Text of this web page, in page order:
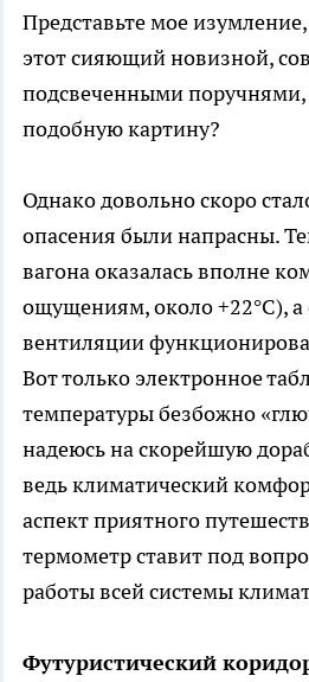
Представьте мое изумление,
этот сияющий новизной,
подсвеченными
подобную картину?
Однако довольно скоро
опасения были напрасны.
вагона оказалась вполне
ощущениям, около +22°C), а
вентиляции
Вот только электронное
температуры безбожно
надеюсь на скорейшую
ведь климатический
аспект приятного
термометр ставит под
работы всей системы
Футуристический